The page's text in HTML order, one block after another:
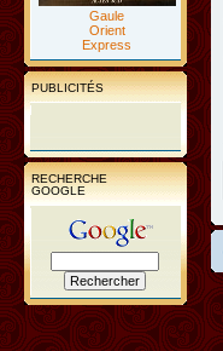
Gaule
Orient
Express
PUBLICITÉS
RECHERCHE
GOOGLE